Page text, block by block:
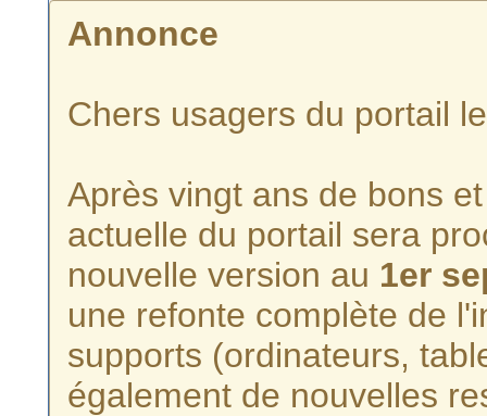
Annonce
Chers usagers du portail
Après vingt ans de bons
actuelle du portail sera
nouvelle version au 1er
une refonte complète de
supports (ordinateurs,
également de nouvelles